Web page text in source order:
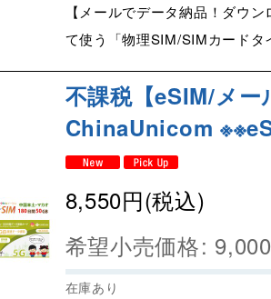
【メールでデータ納品！ダウ
て使う「物理SIM/SIMカード
不課税【eSIM/メ
ChinaUnicom
8,550円(税込)
希望小売価格: 9,000
在庫あり